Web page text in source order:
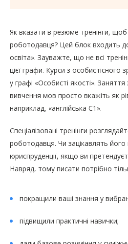
Як вказати в резюме тренінги, щоб
роботодавця? Цей блок входить
освіта». Зауважте, що не всі
цієї графи. Курси з особистісного
у графі «Особисті якості».
вивчення мов просто вкажіть як
наприклад, «англійська С1».
Спеціалізовані тренінги
роботодавця. Чи зацікавлять його
юриспруденції, якщо ви
Навряд, тому писати потрібно
покращили ваші знання у
підвищили практичні навички;